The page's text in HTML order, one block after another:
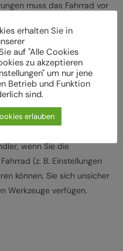
muss das Fahrrad vor
den
einem Fachbetrieb
z. B.
(Nm) für die
wenn Sie die
(z. B. Einstellungen
können, Sie sich unsicher
Werkzeuge verfügen.
erhalten Sie in
auf "Alle Cookies
zu akzeptieren
um nur jene
Betrieb und Funktion
sind.
erlauben